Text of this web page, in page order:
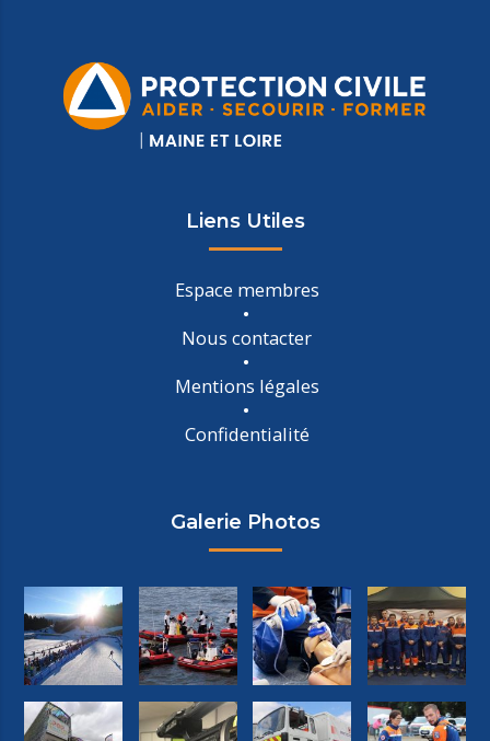
Liens Utiles
Espace membres
Nous contacter
Mentions légales
Confidentialité
Galerie Photos